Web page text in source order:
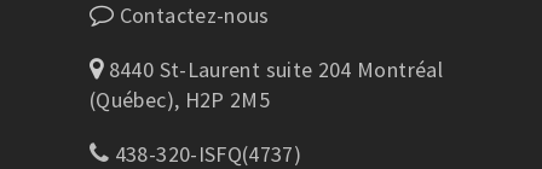
Contactez-nous
8440 St-Laurent suite 204 Montréal
(Québec), H2P 2M5
438-320-ISFQ(4737)